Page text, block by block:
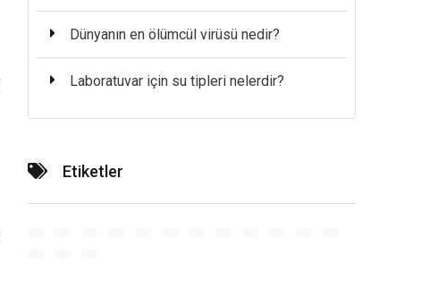
Dünyanın en ölümcül virüsü nedir?
Laboratuvar için su tipleri nelerdir?
Etiketler